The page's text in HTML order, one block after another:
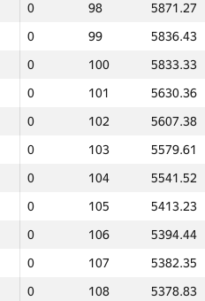
0 98 5871.27
0 99 5836.43
0 100 5833.33
0 101 5630.36
0 102 5607.38
0 103 5579.61
0 104 5541.52
0 105 5413.23
0 106 5394.44
0 107 5382.35
0 108 5378.83